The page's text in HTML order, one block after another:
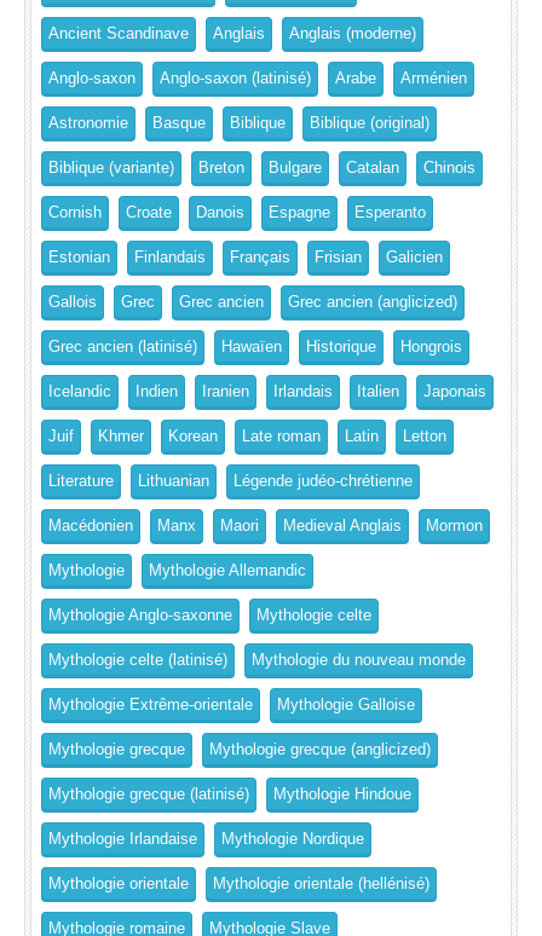
Ancient Scandinave Anglais Anglais (moderne)
Anglo-saxon Anglo-saxon (latinisé) Arabe Arménien
Astronomie Basque Biblique Biblique (original)
Biblique (variante) Breton Bulgare Catalan Chinois
Cornish Croate Danois Espagne Esperanto
Estonian Finlandais Français Frisian Galicien
Gallois Grec Grec ancien Grec ancien (anglicized)
Grec ancien (latinisé) Hawaïen Historique Hongrois
Icelandic Indien Iranien Irlandais Italien Japonais
Juif Khmer Korean Late roman Latin Letton
Literature Lithuanian Légende judéo-chrétienne
Macédonien Manx Maori Medieval Anglais Mormon
Mythologie Mythologie Allemandic
Mythologie Anglo-saxonne Mythologie celte
Mythologie celte (latinisé) Mythologie du nouveau monde
Mythologie Extrême-orientale Mythologie Galloise
Mythologie grecque Mythologie grecque (anglicized)
Mythologie grecque (latinisé) Mythologie Hindoue
Mythologie Irlandaise Mythologie Nordique
Mythologie orientale Mythologie orientale (hellénisé)
Mythologie romaine Mythologie Slave